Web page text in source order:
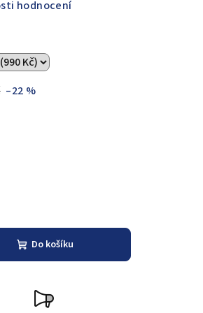
hodnocení
–22 %
Do košíku